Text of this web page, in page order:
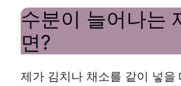
수분이 늘어나는
면?
제가 김치나 채소를 같이 넣을